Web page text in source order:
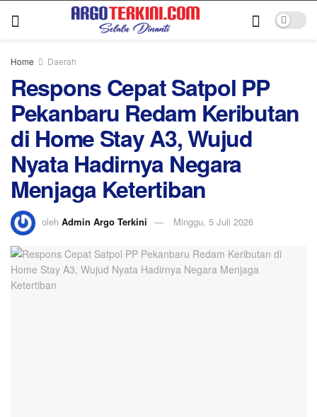
Home Daerah
Respons Cepat Satpol PP
Pekanbaru Redam Keributan
di Home Stay A3, Wujud
Nyata Hadirnya Negara
Menjaga Ketertiban
oleh Admin Argo Terkini Minggu, 5 Juli 2026